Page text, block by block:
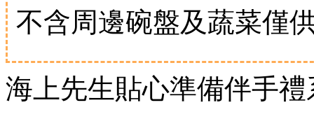
不含周邊碗盤及蔬菜僅
海上先生貼心準備伴手禮